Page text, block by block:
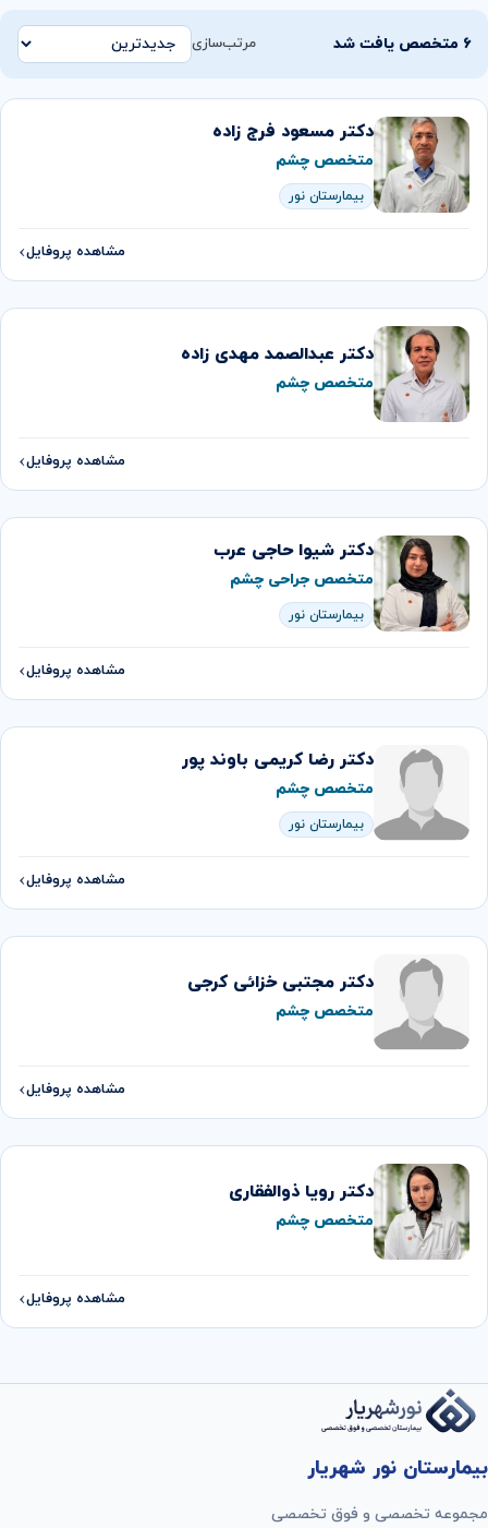
۶ متخصص یافت شد مرتب‌سازی
دکتر مسعود فرج زاده
متخصص چشم
بیمارستان نور
مشاهده پروفایل
دکتر عبدالصمد مهدی زاده
متخصص چشم
مشاهده پروفایل
دكتر شیوا حاجی عرب
متخصص جراحی چشم
بیمارستان نور
مشاهده پروفایل
دکتر رضا کریمی باوند پور
متخصص چشم
بیمارستان نور
مشاهده پروفایل
دکتر مجتبی خزائی کرجی
متخصص چشم
مشاهده پروفایل
دکتر رویا ذوالفقاری
متخصص چشم
مشاهده پروفایل
بیمارستان نور شهریار
مجموعه تخصصی و فوق تخصصی